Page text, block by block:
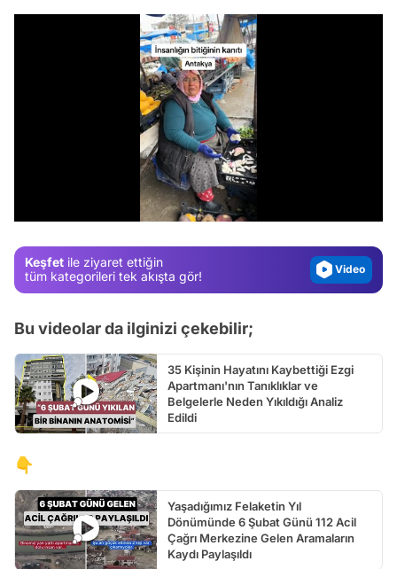
Keşfet ile ziyaret ettiğin
tüm kategorileri tek akışta gör!
Video
Bu videolar da ilginizi çekebilir;
35 Kişinin Hayatını Kaybettiği Ezgi
Apartmanı'nın Tanıklıklar ve
Belgelerle Neden Yıkıldığı Analiz
Edildi
👇
Yaşadığımız Felaketin Yıl
Dönümünde 6 Şubat Günü 112 Acil
Çağrı Merkezine Gelen Aramaların
Kaydı Paylaşıldı